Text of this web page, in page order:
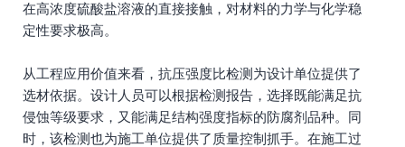
在高浓度硫酸盐溶液的直接接触，对材料的力学与化学稳
定性要求极高。
从工程应用价值来看，抗压强度比检测为设计单位提供了
选材依据。设计人员可以根据检测报告，选择既能满足抗
侵蚀等级要求，又能满足结构强度指标的防腐剂品种。同
时，该检测也为施工单位提供了质量控制抓手。在施工过